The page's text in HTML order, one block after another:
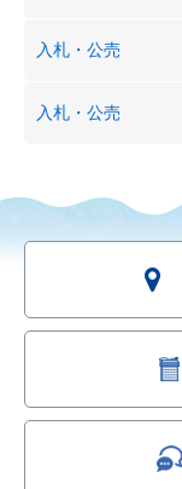
入札・公売
入札・公売